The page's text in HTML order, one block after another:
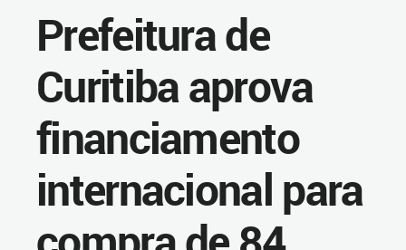
Prefeitura de
Curitiba aprova
financiamento
internacional para